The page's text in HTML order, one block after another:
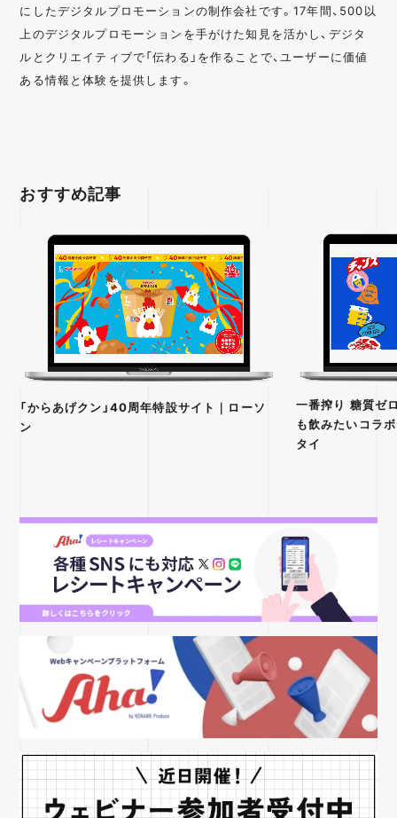
にしたデジタルプロモーションの制作会社です。17年間、500以
上のデジタルプロモーションを手がけた知見を活かし、デジタ
ルとクリエイティブで「伝わる」を作ることで、ユーザーに価値
ある情報と体験を提供します。
おすすめ記事
「からあげクン」40周年特設サイト｜ローソ
ン
一番搾り 糖質ゼ
も飲みたいコラ
タイ